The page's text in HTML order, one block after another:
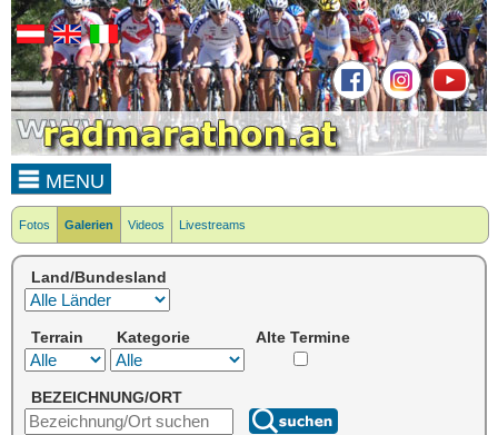
MENU
Fotos Galerien Videos Livestreams
Land/Bundesland
Terrain Kategorie Alte Termine
BEZEICHNUNG/ORT